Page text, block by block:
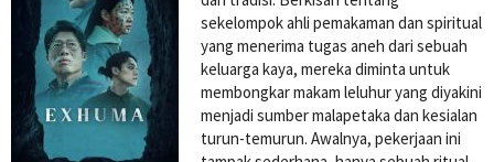
sekelompok ahli pemakaman dan spiritual
yang menerima tugas aneh dari sebuah
keluarga kaya, mereka diminta untuk
membongkar makam leluhur yang diyakini
menjadi sumber malapetaka dan kesialan
turun-temurun. Awalnya, pekerjaan ini